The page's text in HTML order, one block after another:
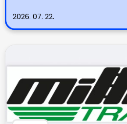
2026. 07. 22.